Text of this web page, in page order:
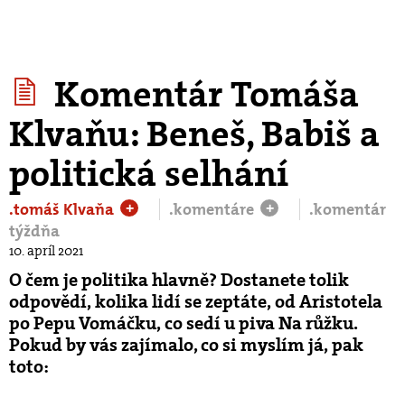
Komentár Tomáša
Klvaňu: Beneš, Babiš a
politická selhání
.tomáš Klvaňa + .komentáre +
.komentár
týždňa
10. apríl 2021
O čem je politika hlavně? Dostanete tolik
odpovědí, kolika lidí se zeptáte, od Aristotela
po Pepu Vomáčku, co sedí u piva Na růžku.
Pokud by vás zajímalo, co si myslím já, pak
toto: